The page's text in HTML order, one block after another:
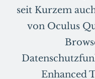
seit Kurzem
von Oculus
Enhanced